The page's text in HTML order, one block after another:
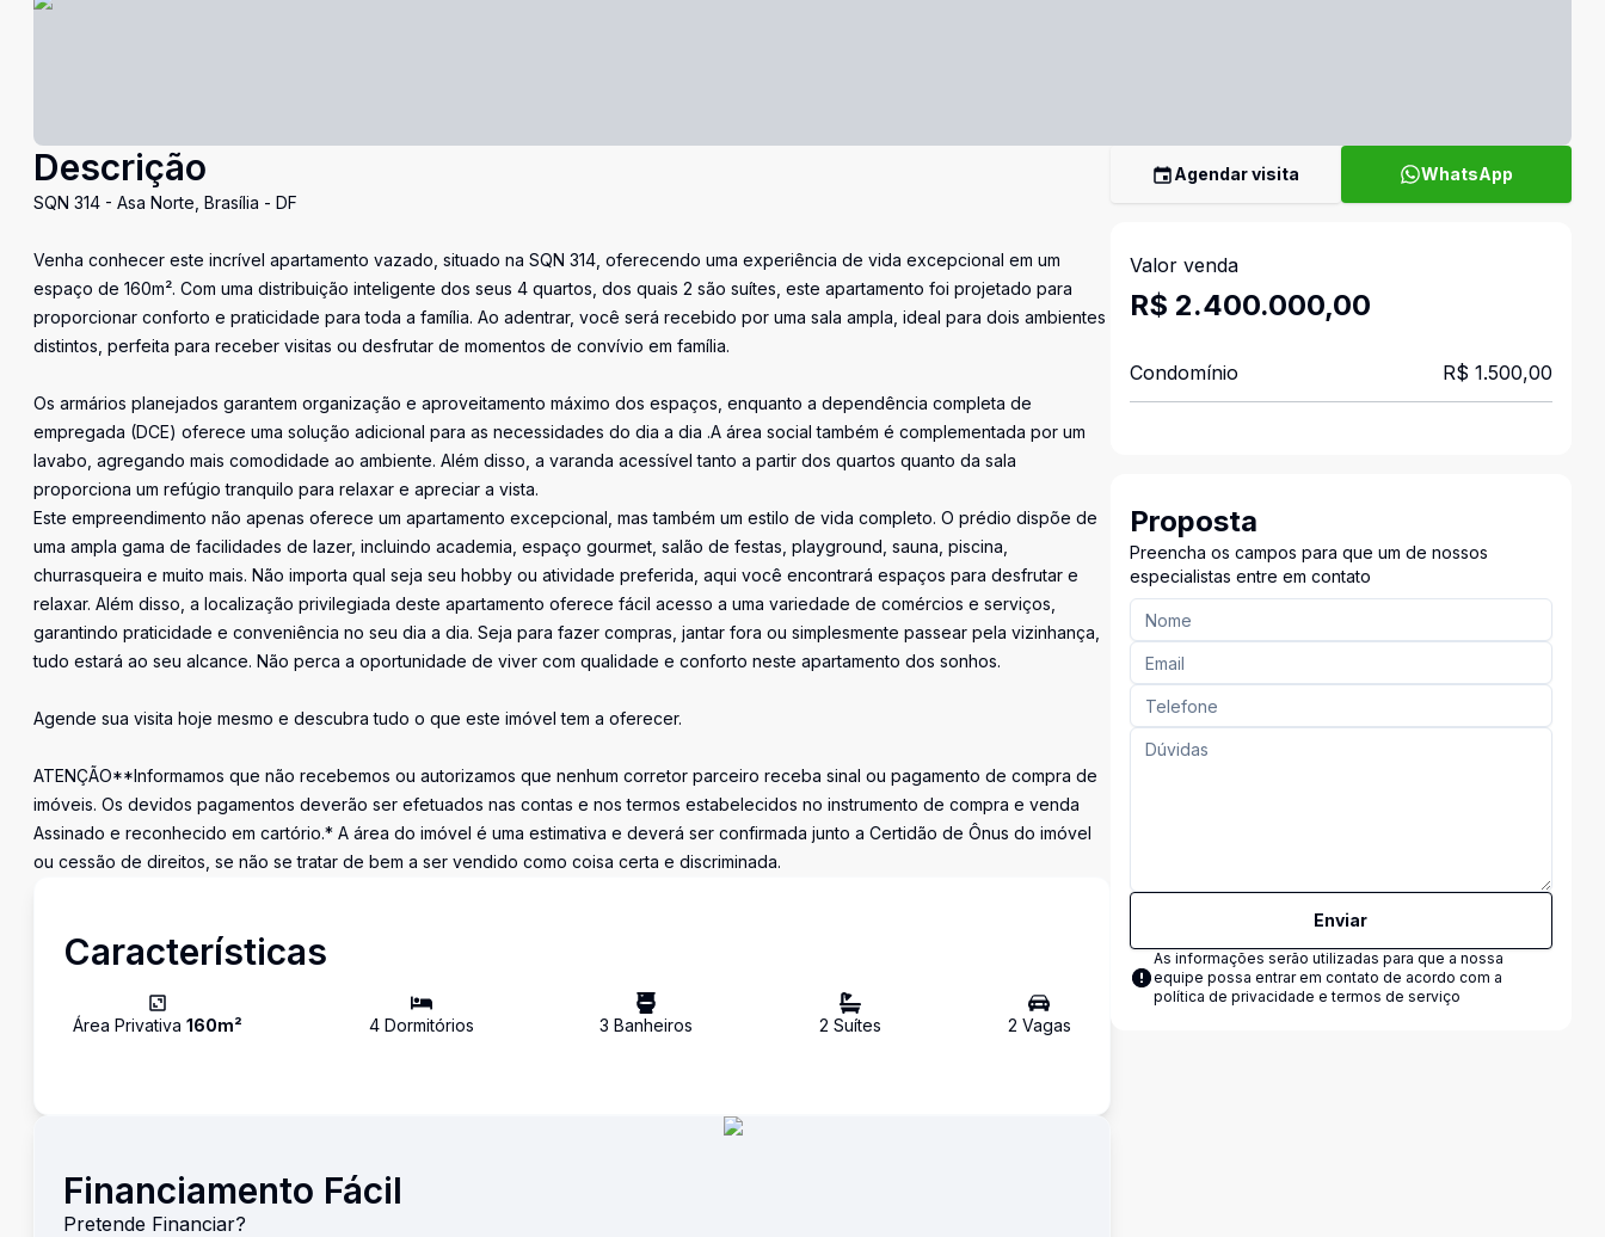
Descrição
SQN 314 - Asa Norte, Brasília - DF
Venha conhecer este incrível apartamento vazado, situado na SQN 314, oferecendo uma experiência de vida excepcional em um
espaço de 160m². Com uma distribuição inteligente dos seus 4 quartos, dos quais 2 são suítes, este apartamento foi projetado para
proporcionar conforto e praticidade para toda a família. Ao adentrar, você será recebido por uma sala ampla, ideal para dois ambientes
distintos, perfeita para receber visitas ou desfrutar de momentos de convívio em família.
Os armários planejados garantem organização e aproveitamento máximo dos espaços, enquanto a dependência completa de
empregada (DCE) oferece uma solução adicional para as necessidades do dia a dia .A área social também é complementada por um
lavabo, agregando mais comodidade ao ambiente. Além disso, a varanda acessível tanto a partir dos quartos quanto da sala
proporciona um refúgio tranquilo para relaxar e apreciar a vista.
Este empreendimento não apenas oferece um apartamento excepcional, mas também um estilo de vida completo. O prédio dispõe de
uma ampla gama de facilidades de lazer, incluindo academia, espaço gourmet, salão de festas, playground, sauna, piscina,
churrasqueira e muito mais. Não importa qual seja seu hobby ou atividade preferida, aqui você encontrará espaços para desfrutar e
relaxar. Além disso, a localização privilegiada deste apartamento oferece fácil acesso a uma variedade de comércios e serviços,
garantindo praticidade e conveniência no seu dia a dia. Seja para fazer compras, jantar fora ou simplesmente passear pela vizinhança,
tudo estará ao seu alcance. Não perca a oportunidade de viver com qualidade e conforto neste apartamento dos sonhos.
Agende sua visita hoje mesmo e descubra tudo o que este imóvel tem a oferecer.
ATENÇÃO**Informamos que não recebemos ou autorizamos que nenhum corretor parceiro receba sinal ou pagamento de compra de
imóveis. Os devidos pagamentos deverão ser efetuados nas contas e nos termos estabelecidos no instrumento de compra e venda
Assinado e reconhecido em cartório.* A área do imóvel é uma estimativa e deverá ser confirmada junto a Certidão de Ônus do imóvel
ou cessão de direitos, se não se tratar de bem a ser vendido como coisa certa e discriminada.
Características
Área Privativa 160m² 4Dormitórios 3 Banheiros 2 Suítes 2 Vagas
Financiamento Fácil
Pretende Financiar?
Agendar visita WhatsApp
Valor venda
R$ 2.400.000,00
Condomínio R$ 1.500,00
Proposta
Preencha os campos para que um de nossos
especialistas entre em contato
Enviar
As informações serão utilizadas para que a nossa
equipe possa entrar em contato de acordo com a
política de privacidade e termos de serviço